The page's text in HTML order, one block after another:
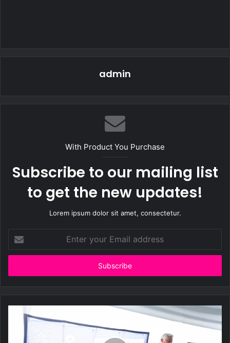
admin
With Product You Purchase
Subscribe to our mailing list
to get the new updates!
Lorem ipsum dolor sit amet, consectetur.
your
Email